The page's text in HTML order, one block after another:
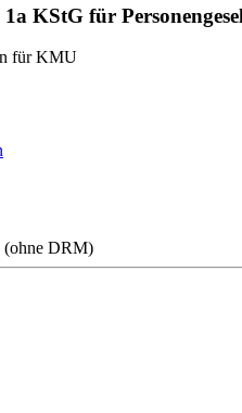
KStG für
für KMU
DRM)